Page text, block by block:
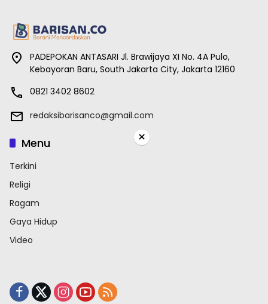
PADEPOKAN ANTASARI Jl. Brawijaya XI No. 4A Pulo,
Kebayoran Baru, South Jakarta City, Jakarta 12160
0821 3402 8602
redaksibarisanco@gmail.com
Menu
Terkini
Religi
Ragam
Gaya Hidup
Video
×